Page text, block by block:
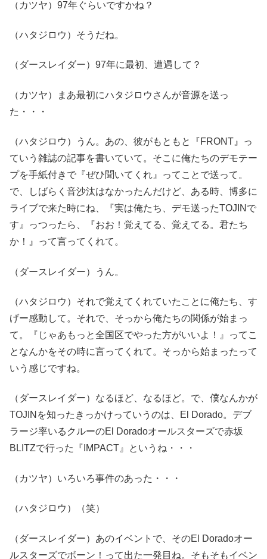
（カツヤ）97年ぐらいですかね？
（ハタジロウ）そうだね。
（ダースレイダー）97年に最初、遭遇して？
（カツヤ）まあ最初にハタジロウさんが音源を送っ
た・・・
（ハタジロウ）うん。あの、彼がもともと『FRONT』っ
ていう雑誌の記事を書いていて。そこに俺たちのデモテー
プを手紙付きで『ぜひ聞いてくれ』ってことで送って。
で、しばらく音沙汰はなかったんだけど、ある時、博多に
ライブで来た時にね、『実は俺たち、デモ送ったTOJINで
す』っつったら、『おお！覚えてる、覚えてる。君たち
か！』って言ってくれて。
（ダースレイダー）うん。
（ハタジロウ）それで覚えてくれていたことに俺たち、す
げー感動して。それで、そっから俺たちの関係が始まっ
て。『じゃあもっと全国区でやった方がいいよ！』ってこ
となんかをその時に言ってくれて。そっから始まったって
いう感じですね。
（ダースレイダー）なるほど、なるほど。で、僕なんかが
TOJINを知ったきっかけっていうのは、El Dorado。デブ
ラージ率いるクルーのEl Doradoオールスターズで赤坂
BLITZで行った『IMPACT』というね・・・
（カツヤ）いろいろ事件のあった・・・
（ハタジロウ）（笑）
（ダースレイダー）あのイベントで、そのEl Doradoオー
ルスターズでボーン！って出た一発目ね。そもそもイベン